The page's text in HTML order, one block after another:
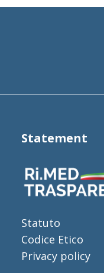
Statement
Statuto
Codice Etico
Privacy policy